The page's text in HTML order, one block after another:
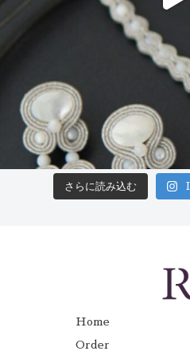
さらに読み込む
Home
Order